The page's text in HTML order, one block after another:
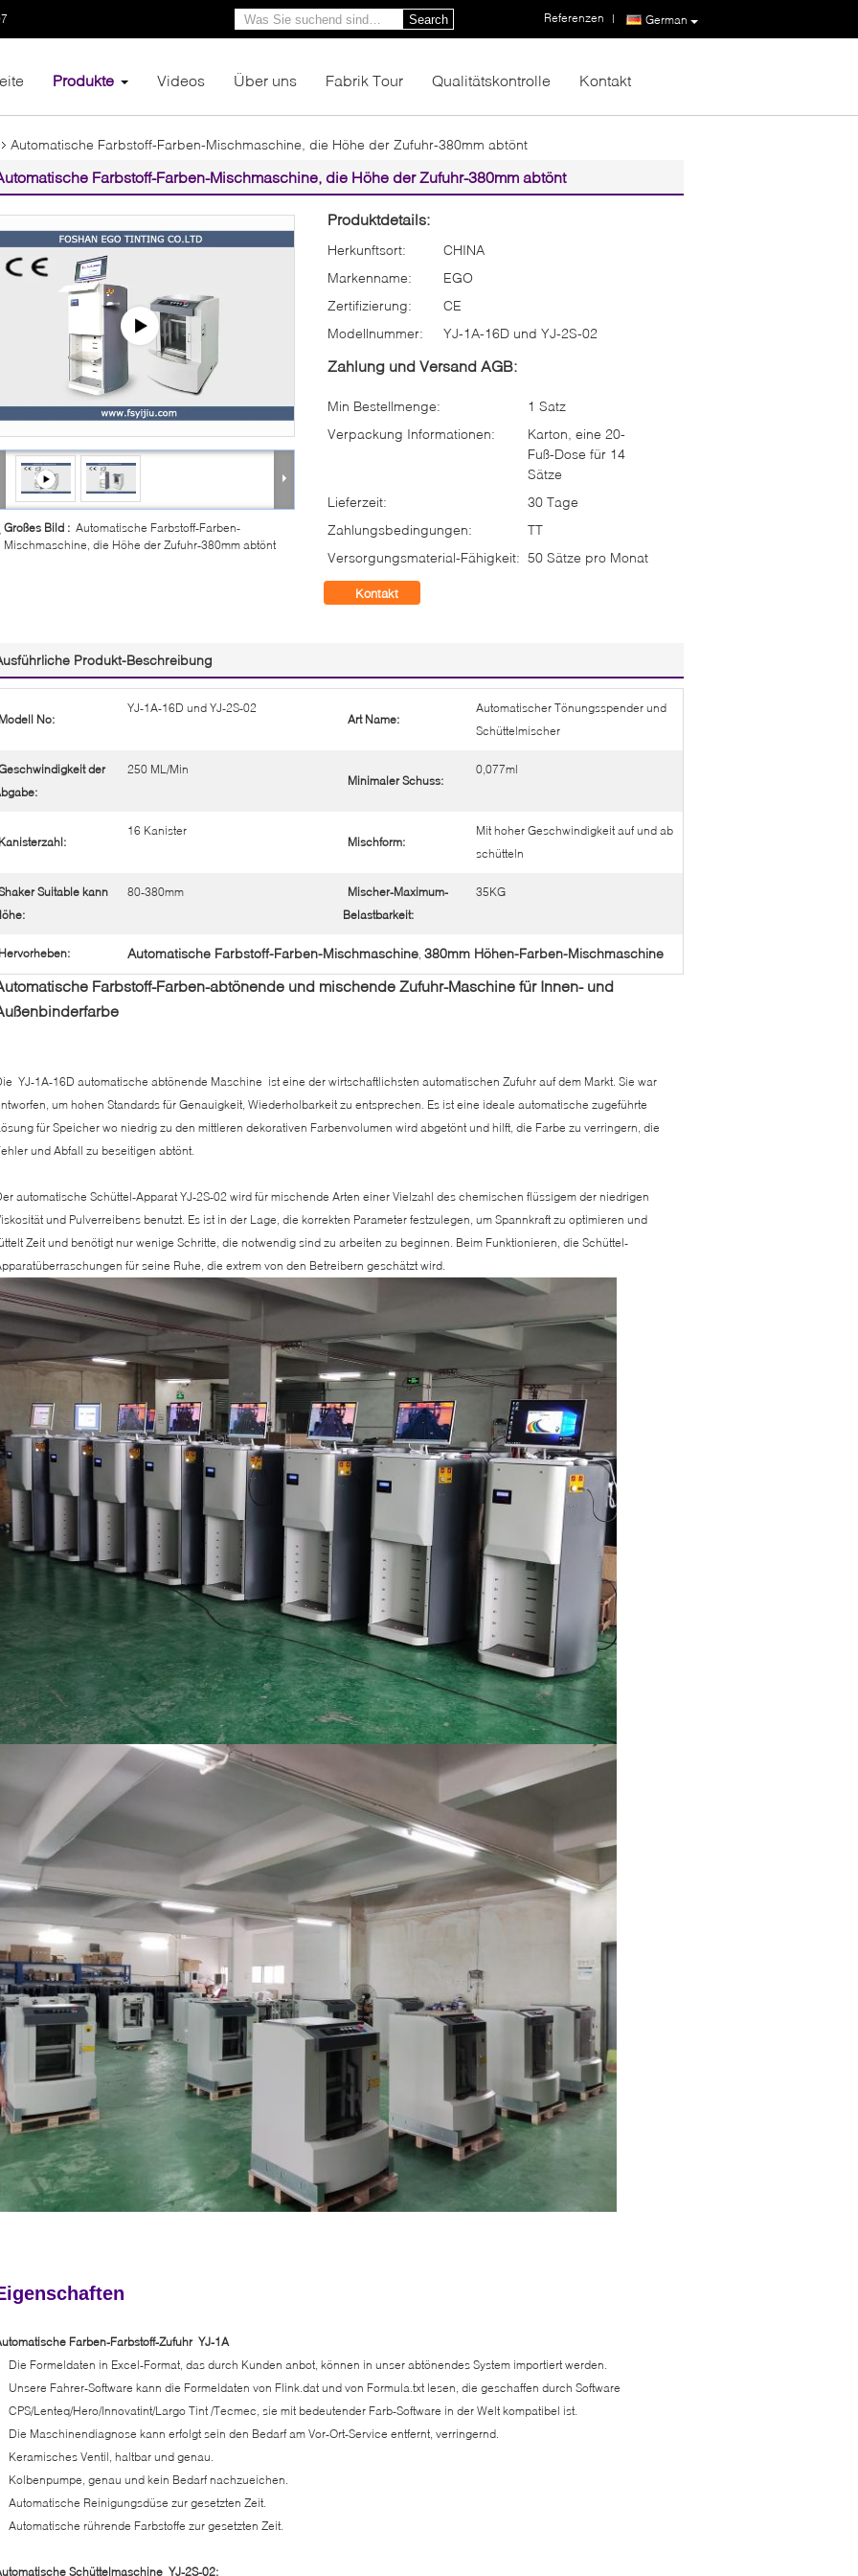
German
Referenzen |
Search
Produkte Videos Über uns Fabrik Tour Qualitätskontrolle Kontakt
Automatische Farbstoff-Farben-Mischmaschine, die Höhe der Zufuhr-380mm abtönt
Farbstoff-Farben-Mischmaschine, die Höhe der Zufuhr-380mm abtönt
Großes Bild : Automatische Farbstoff-Farben-
Mischmaschine, die Höhe der Zufuhr-380mm abtönt
Produktdetails:
Herkunftsort:
CHINA
Markenname:
EGO
Zertifizierung:
CE
Modellnummer:
YJ-1A-16D und YJ-2S-02
Zahlung und Versand AGB:
Min Bestellmenge:
1 Satz
Verpackung Informationen:
Karton, eine 20-
Fuß-Dose für 14
Sätze
Lieferzeit:
30 Tage
Zahlungsbedingungen:
TT
Versorgungsmaterial-Fähigkeit: 50 Sätze pro Monat
Kontakt
Produkt-Beschreibung
No:
YJ-1A-16D und YJ-2S-02
Art Name:
Automatischer Tönungsspender und
Schüttelmischer
der
250 ML/Min
Minimaler Schuss:
0,077ml
16 Kanister
Mischform:
Mit hoher Geschwindigkeit auf und ab
schütteln
Suitable kann
80-380mm
Mischer-Maximum-
Belastbarkeit:
35KG
Automatische Farbstoff-Farben-Mischmaschine, 380mm Höhen-Farben-Mischmaschine
Farbstoff-Farben-abtönende und mischende Zufuhr-Maschine für Innen- und
YJ-1A-16D automatische abtönende Maschine ist eine der wirtschaftlichsten automatischen Zufuhr auf dem Markt. Sie war
um hohen Standards für Genauigkeit, Wiederholbarkeit zu entsprechen. Es ist eine ideale automatische zugeführte
für Speicher wo niedrig zu den mittleren dekorativen Farbenvolumen wird abgetönt und hilft, die Farbe zu verringern, die
und Abfall zu beseitigen abtönt.
automatische Schüttel-Apparat YJ-2S-02 wird für mischende Arten einer Vielzahl des chemischen flüssigem der niedrigen
und Pulverreibens benutzt. Es ist in der Lage, die korrekten Parameter festzulegen, um Spannkraft zu optimieren und
Zeit und benötigt nur wenige Schritte, die notwendig sind zu arbeiten zu beginnen. Beim Funktionieren, die Schüttel-
für seine Ruhe, die extrem von den Betreibern geschätzt wird.
Farben-Farbstoff-Zufuhr YJ-1A
Die Formeldaten in Excel-Format, das durch Kunden anbot, können in unser abtönendes System importiert werden.
Unsere Fahrer-Software kann die Formeldaten von Flink.dat und von Formula.txt lesen, die geschaffen durch Software
CPS/Lenteq/Hero/Innovatint/Largo Tint /Tecmec, sie mit bedeutender Farb-Software in der Welt kompatibel ist.
Die Maschinendiagnose kann erfolgt sein den Bedarf am Vor-Ort-Service entfernt, verringernd.
Keramisches Ventil, haltbar und genau.
Kolbenpumpe, genau und kein Bedarf nachzueichen.
Automatische Reinigungsdüse zur gesetzten Zeit.
Automatische rührende Farbstoffe zur gesetzten Zeit.
Schüttelmaschine YJ-2S-02: